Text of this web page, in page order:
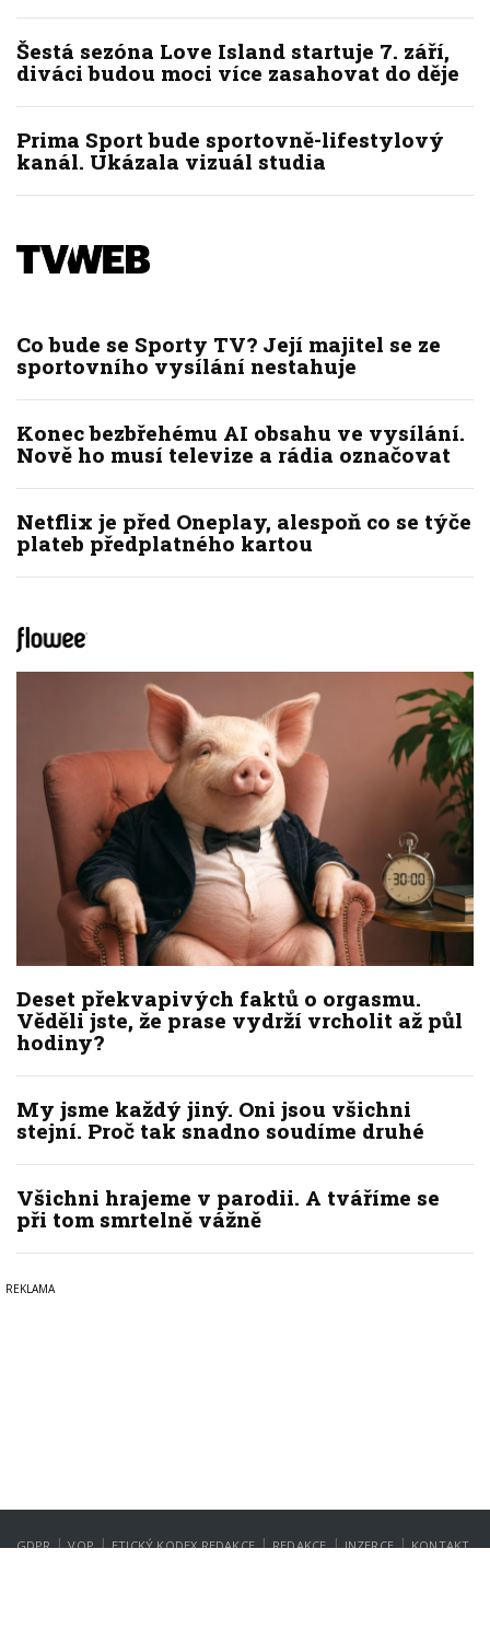
Šestá sezóna Love Island startuje 7. září,
diváci budou moci více zasahovat do děje
Prima Sport bude sportovně-lifestylový
kanál. Ukázala vizuál studia
Co bude se Sporty TV? Její majitel se ze
sportovního vysílání nestahuje
Konec bezbřehému AI obsahu ve vysílání.
Nově ho musí televize a rádia označovat
Netflix je před Oneplay, alespoň co se týče
plateb předplatného kartou
Deset překvapivých faktů o orgasmu.
Věděli jste, že prase vydrží vrcholit až půl
hodiny?
My jsme každý jiný. Oni jsou všichni
stejní. Proč tak snadno soudíme druhé
Všichni hrajeme v parodii. A tváříme se
při tom smrtelně vážně
GDPR | VOP | ETICKÝ KODEX REDAKCE | REDAKCE | INZERCE | KONTAKT